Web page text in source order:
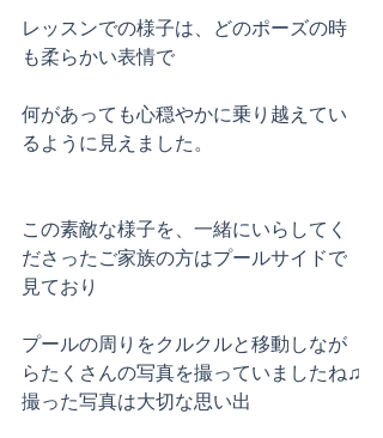
レッスンでの様子は、どのポーズの時
も柔らかい表情で
何があっても心穏やかに乗り越えてい
るように見えました。
この素敵な様子を、一緒にいらしてく
ださったご家族の方はプールサイドで
見ており
プールの周りをクルクルと移動しなが
らたくさんの写真を撮っていましたね♫
撮った写真は大切な思い出